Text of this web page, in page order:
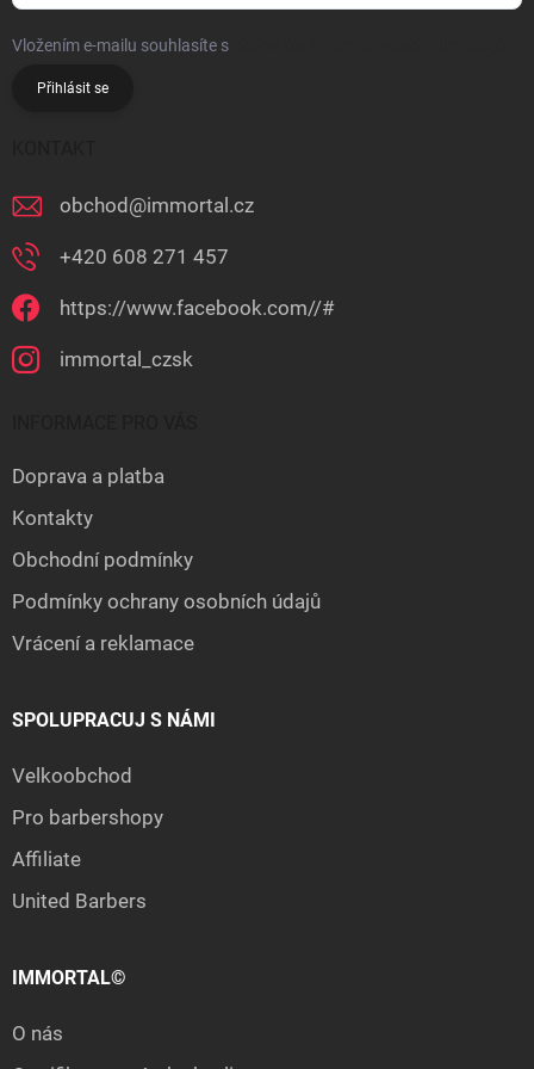
Vložením e-mailu souhlasíte s
Přihlásit se
obchod @immortal.cz
+420 608 271 457
https://www.facebook.com//#
immortal_czsk
Doprava a platba
Kontakty
Obchodní podmínky
Podmínky ochrany osobních údajů
Vrácení a reklamace
SPOLUPRACUJ S NÁMI
Velkoobchod
Pro barbershopy
Affiliate
United Barbers
IMMORTAL©
O nás